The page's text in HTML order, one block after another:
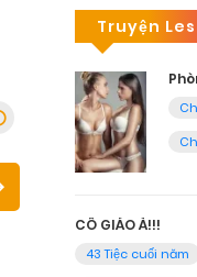
Truyện
CÔ GIÁO À!!!
43 Tiệc cuối năm